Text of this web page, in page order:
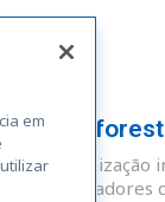
uma
administradores
em